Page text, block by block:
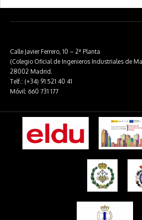
Calle Javier Ferrero, 10 – 2ª Planta
(Colegio Oficial de Ingenieros Industriales de
28002 Madrid.
Telf.: (+34) 91 521 40 41
Móvil: 660 731 177